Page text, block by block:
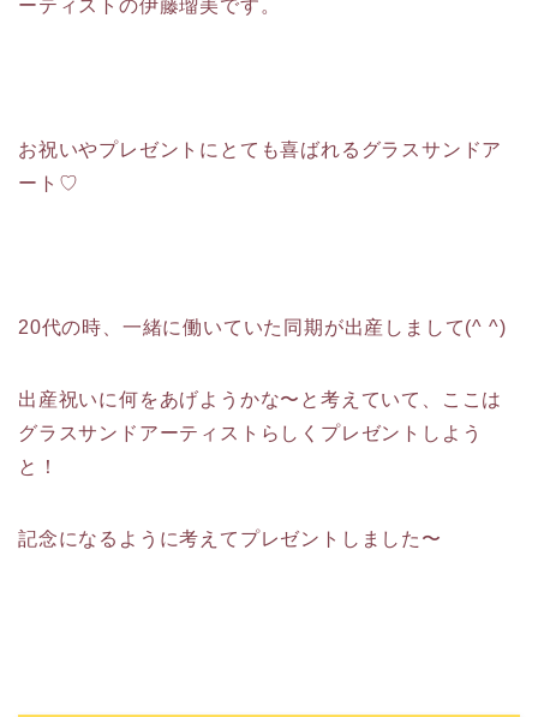
ーティストの伊藤瑠美です。
お祝いやプレゼントにとても喜ばれるグラスサンドア
ート♡
20代の時、一緒に働いていた同期が出産しまして(^ ^)
出産祝いに何をあげようかな〜と考えていて、ここは
グラスサンドアーティストらしくプレゼントしよう
と！
記念になるように考えてプレゼントしました〜